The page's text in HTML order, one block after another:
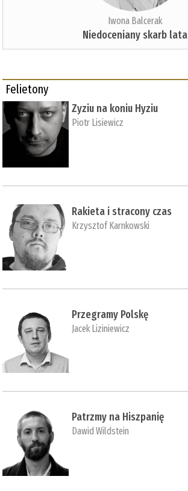
Iwona Balcerak
Niedoceniany skarb lata
Felietony
Zyziu na koniu Hyziu
Piotr Lisiewicz
Rakieta i stracony czas
Krzysztof Karnkowski
Przegramy Polskę
Jacek Liziniewicz
Patrzmy na Hiszpanię
Dawid Wildstein